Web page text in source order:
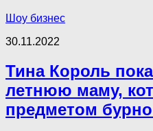
Шоу бизнес
30.11.2022
Тина Король
летнюю маму,
предметом